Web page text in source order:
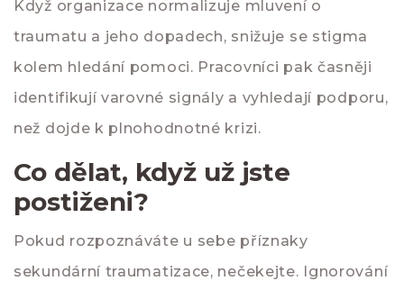
Když organizace normalizuje mluvení o
traumatu a jeho dopadech, snižuje se stigma
kolem hledání pomoci. Pracovníci pak časněji
identifikují varovné signály a vyhledají podporu,
než dojde k plnohodnotné krizi.
Co dělat, když už jste
postiženi?
Pokud rozpoznáváte u sebe příznaky
sekundární traumatizace, nečekejte. Ignorování